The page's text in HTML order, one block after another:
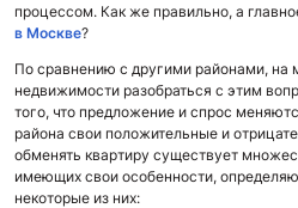
процессом. Как же правильно, а
в Москве?
По сравнению с другими районами, на
недвижимости разобраться с этим
того, что предложение и спрос
района свои положительные и
обменять квартиру существует
имеющих свои особенности,
некоторые из них: